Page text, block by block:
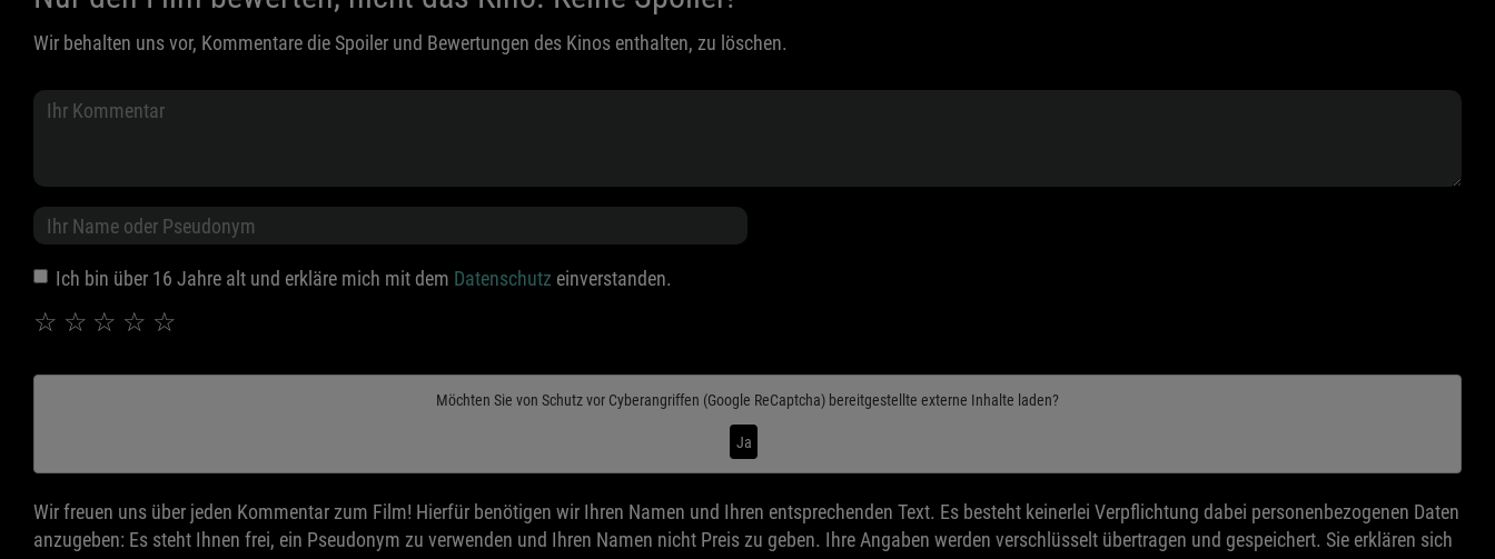
Wir behalten uns vor, Kommentare die Spoiler und Bewertungen des Kinos enthalten, zu löschen.
Ich bin über 16 Jahre alt und erkläre mich mit dem Datenschutz einverstanden.
☆
☆
☆
☆
☆
Möchten Sie von Schutz vor Cyberangriffen (Google ReCaptcha) bereitgestellte externe Inhalte laden?
Ja
Wir freuen uns über jeden Kommentar zum Film! Hierfür benötigen wir Ihren Namen und Ihren entsprechenden Text. Es besteht keinerlei Verpflichtung dabei personenbezogenen Daten
anzugeben: Es steht Ihnen frei, ein Pseudonym zu verwenden und Ihren Namen nicht Preis zu geben. Ihre Angaben werden verschlüsselt übertragen und gespeichert. Sie erklären sich